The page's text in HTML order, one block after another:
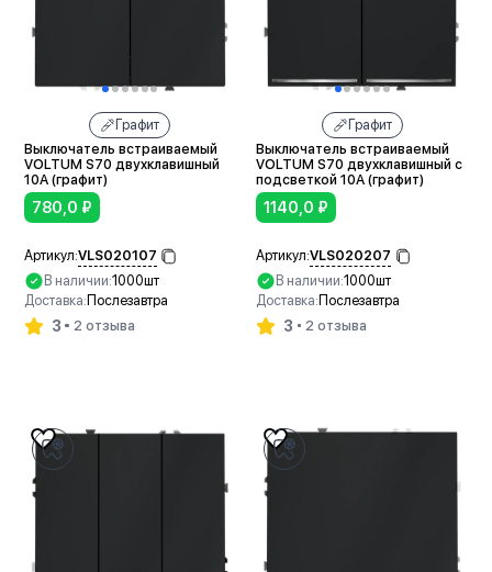
Графит
Выключатель встраиваемый
VOLTUM S70 двухклавишный
10А (графит)
780,0 ₽
Артикул:VLS020107
В наличии:1000шт
Доставка:Послезавтра
3 2 отзыва
Графит
Выключатель встраиваемый
VOLTUM S70 двухклавишный с
подсветкой 10А (графит)
1140,0 ₽
Артикул:VLS020207
В наличии:1000шт
Доставка:Послезавтра
3 2 отзыва